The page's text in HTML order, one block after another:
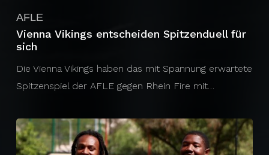
AFLE
Vienna Vikings entscheiden Spitzenduell für
sich
Die Vienna Vikings haben das mit Spannung erwartete
Spitzenspiel der AFLE gegen Rhein Fire mit…